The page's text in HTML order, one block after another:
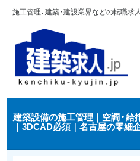
施工管理、建築・建設業界などの転職
建築設備の施工管理｜空調・給
｜3DCAD必須｜名古屋の零細企